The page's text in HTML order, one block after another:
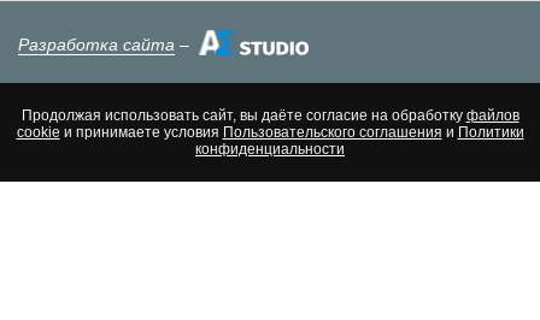
Разработка сайта –
Продолжая использовать сайт, вы даёте согласие на обработку файлов
cookie и принимаете условия Пользовательского соглашения и Политики
конфиденциальности